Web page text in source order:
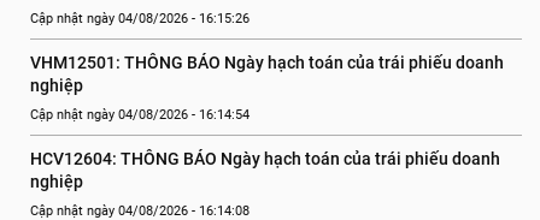
Cập nhật ngày 04/08/2026 - 16:15:26
VHM12501: THÔNG BÁO Ngày hạch toán của trái phiếu doanh
nghiệp
Cập nhật ngày 04/08/2026 - 16:14:54
HCV12604: THÔNG BÁO Ngày hạch toán của trái phiếu doanh
nghiệp
Cập nhật ngày 04/08/2026 - 16:14:08